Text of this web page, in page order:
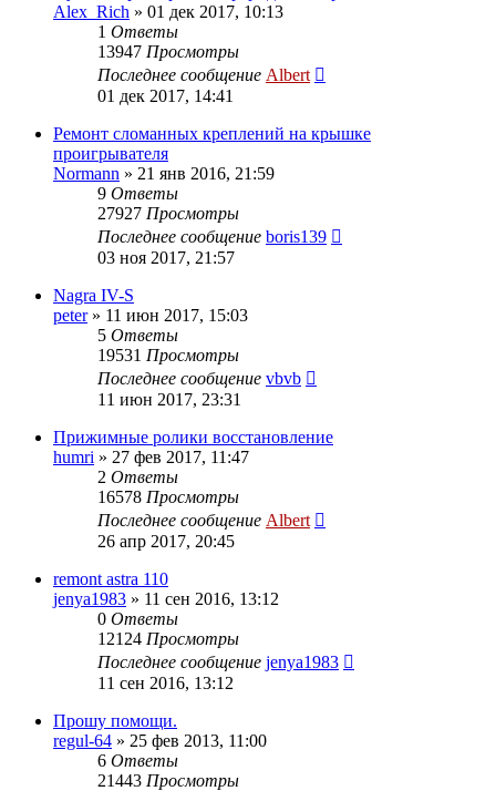
Alex_Rich » 01 дек 2017, 10:13
1 Ответы
13947 Просмотры
Последнее сообщение Albert
01 дек 2017, 14:41
Ремонт сломанных креплений на крышке
проигрывателя
Normann » 21 янв 2016, 21:59
9 Ответы
27927 Просмотры
Последнее сообщение boris139
03 ноя 2017, 21:57
Nagra IV-S
peter» 11 июн 2017, 15:03
5 Ответы
19531 Просмотры
Последнее сообщение vbvb
11 июн 2017, 23:31
Прижимные ролики восстановление
humri » 27 фев 2017, 11:47
2 Ответы
16578 Просмотры
Последнее сообщение Albert
26 апр 2017, 20:45
remont astra 110
jenya1983 » 11 сен 2016, 13:12
0 Ответы
12124 Просмотры
Последнее сообщение jenya1983
11 сен 2016, 13:12
Прошу помощи.
regul-64 » 25 фев 2013, 11:00
6 Ответы
21443 Просмотры